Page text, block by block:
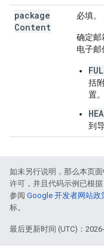
package
Content
必填。
确定邮
电子邮
括
置。
到
如未另行说明，那么本页
许可，并且代码示例已根据
参阅 Google 开发者网站政
标。
最后更新时间 (UTC)：2026-